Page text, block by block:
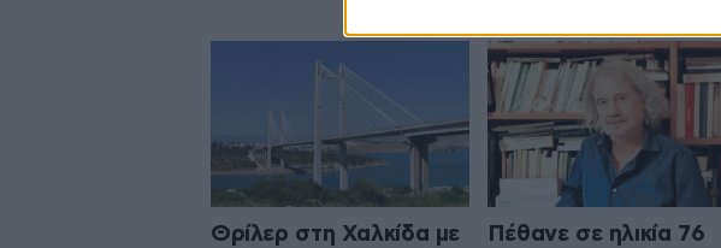
Θρίλερ στη Χαλκίδα με
Πέθανε σε ηλικία 76